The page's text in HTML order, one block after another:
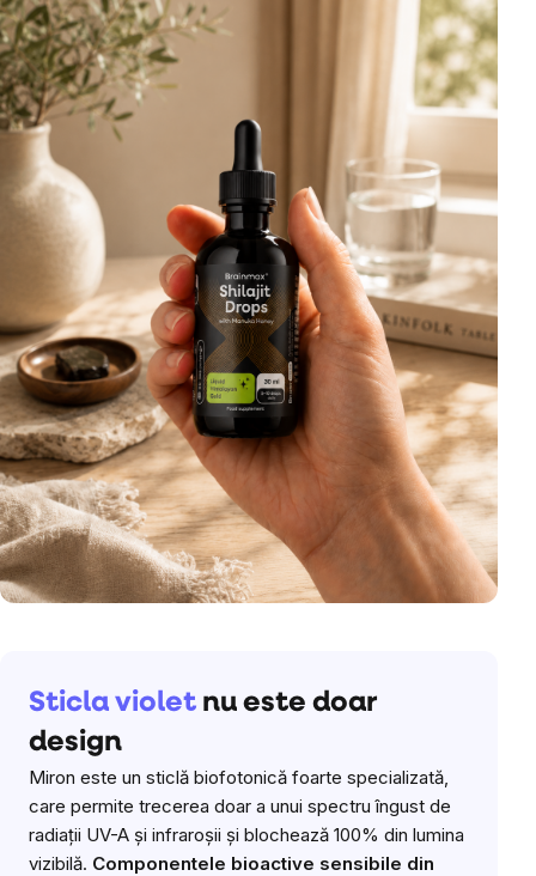
Sticla violet nu este doar
design
Miron este un sticlă biofotonică foarte specializată,
care permite trecerea doar a unui spectru îngust de
radiații UV-A și infraroșii și blochează 100% din lumina
vizibilă. Componentele bioactive sensibile din